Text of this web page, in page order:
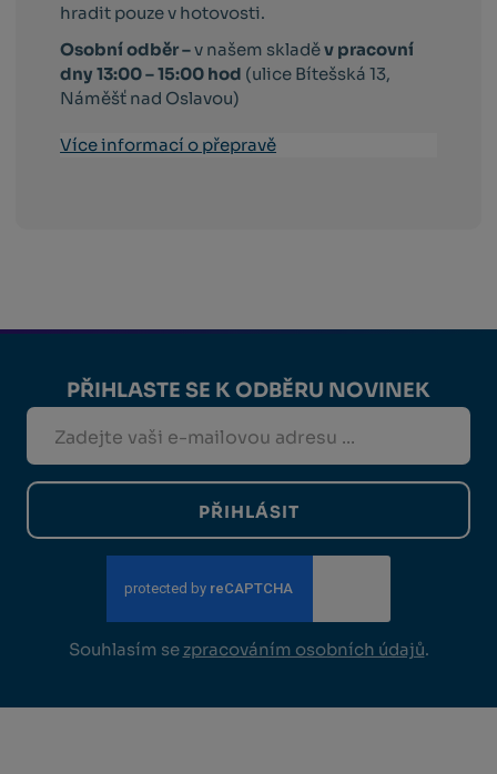
hradit pouze v hotovosti.
Osobní odběr –v našem skladěv pracovní
dny 13:00 – 15:00 hod (ulice Bítešská 13,
Náměšť nad Oslavou)
Více informací o přepravě
PŘIHLASTE SE K ODBĚRU NOVINEK
PŘIHLÁSIT
Souhlasím se zpracováním osobních údajů.